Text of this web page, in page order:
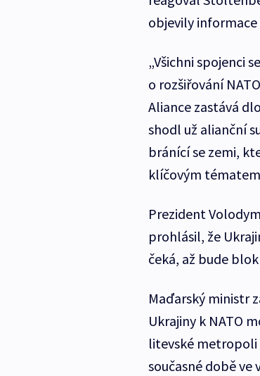
objevily
„Všichni spojenci
o rozšiřování
Aliance zastává
shodl už alianční
bránící se zemi,
klíčovým
Prezident
prohlásil, že
čeká, až bude
Maďarský ministr
Ukrajiny k NATO
litevské metropoli
současné době ve